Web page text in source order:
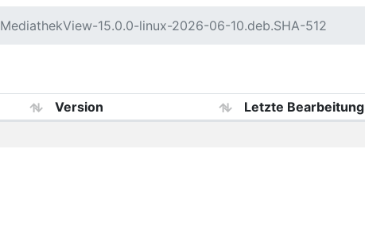
MediathekView-15.0.0-linux-2026-06-10.deb.SHA-512
Version Letzte Bearbeitung